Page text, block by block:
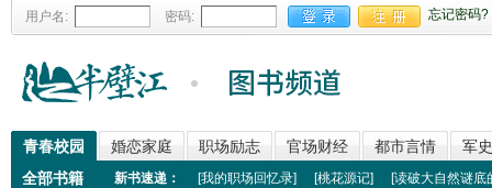
用户名: 密码: 忘记密码?
青春校园 婚恋家庭 职场励志 官场财经 都市言情
军
全部书籍
新书速递： [我的职场回忆录] [桃花源记] [读破大自然谜底